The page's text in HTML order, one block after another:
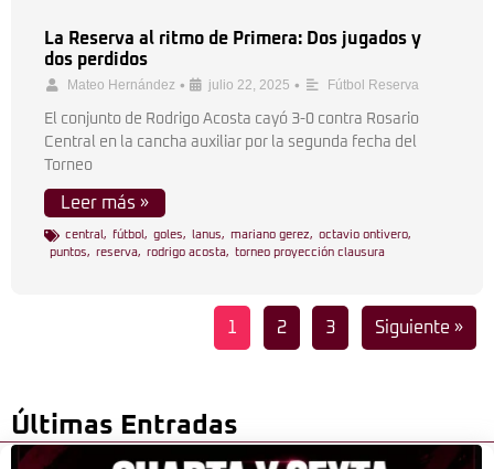
La Reserva al ritmo de Primera: Dos jugados y
dos perdidos
Mateo Hernández • julio 22, 2025 • Fútbol Reserva
El conjunto de Rodrigo Acosta cayó 3-0 contra Rosario
Central en la cancha auxiliar por la segunda fecha del
Torneo
Leer más »
central , fútbol , goles, lanus, mariano gerez, octavio ontivero,
puntos, reserva, rodrigo acosta, torneo proyección clausura
1 2 3 Siguiente »
Últimas Entradas